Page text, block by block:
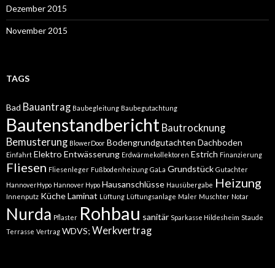
Dezember 2015
November 2015
TAGS
Bad Bauantrag Baubegleitung Baubegutachtung
Bautenstandbericht Bautrocknung
Bemusterung BlowerDoor Bodengrundgutachten Dachboden
Einfahrt Elektro Entwässerung Erdwärmekollektoren Estrich Finanzierung
Fliesen Fliesenleger Fußbodenheizung GaLa Grundstück Gutachter
HannoverHypo Hannover Hypo Hausanschlüsse Hausübergabe Heizung
Innenputz KücheLaminat Lüftung Lüftungsanlage Maler Muschter Notar
Nurda Pflaster Rohbau sanitär Sparkasse Hildesheim Staude
Terrasse Vertrag WDVS; Werkvertrag